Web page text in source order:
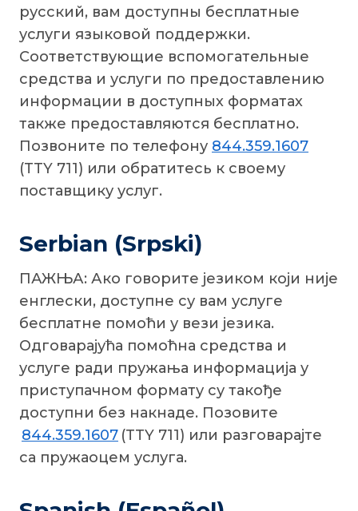
русский, вам доступны бесплатные
услуги языковой поддержки.
Соответствующие вспомогательные
средства и услуги по предоставлению
информации в доступных форматах
также предоставляются бесплатно.
Позвоните по телефону 844.359.1607
(TTY 711) или обратитесь к своему
поставщику услуг.
Serbian (Srpski)
ПАЖЊА: Ако говорите језиком који није
енглески, доступне су вам услуге
бесплатне помоћи у вези језика.
Одговарајућа помоћна средства и
услуге ради пружања информација у
приступачном формату су такође
доступни без накнаде. Позовите
844.359.1607 (TTY 711) или разговарајте
са пружаоцем услуга.